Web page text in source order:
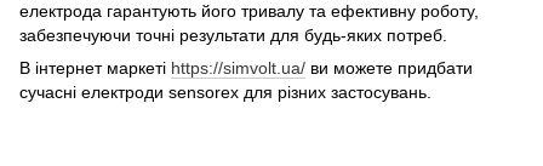
електрода гарантують його тривалу та ефективну роботу,
забезпечуючи точні результати для будь-яких потреб.
В інтернет маркеті https://simvolt.ua/ ви можете придбати
сучасні електроди sensorex для різних застосувань.